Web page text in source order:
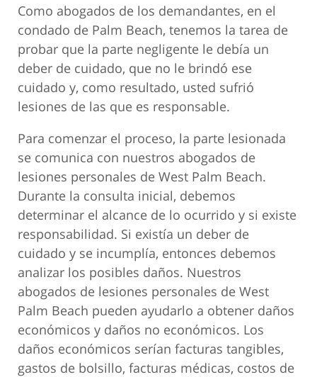
Como abogados de los demandantes, en el
condado de Palm Beach, tenemos la tarea de
probar que la parte negligente le debía un
deber de cuidado, que no le brindó ese
cuidado y, como resultado, usted sufrió
lesiones de las que es responsable.
Para comenzar el proceso, la parte lesionada
se comunica con nuestros abogados de
lesiones personales de West Palm Beach.
Durante la consulta inicial, debemos
determinar el alcance de lo ocurrido y si existe
responsabilidad. Si existía un deber de
cuidado y se incumplía, entonces debemos
analizar los posibles daños. Nuestros
abogados de lesiones personales de West
Palm Beach pueden ayudarlo a obtener daños
económicos y daños no económicos. Los
daños económicos serían facturas tangibles,
gastos de bolsillo, facturas médicas, costos de